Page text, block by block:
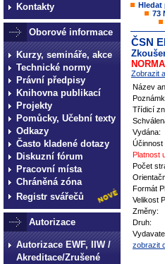
Kontakty
Oborové informace
Kurzy, semináře, akce
Technické normy
Právní předpisy
Knihovna publikací
Projekty
Pomůcky, Učební texty
Odkazy
Často kladené dotazy
Diskuzní fórum
Pracovní místa
Chráněná zóna
Registr svářečů
Autorizace
Autorizace EWF, IIW /
Akreditace/Zrušené
Hledat
73
ČSN
Zobrazit
Název
Třídicí
Vydána:
Účinnost
Platnost
Počet
Formát
Velikost
Změny:
Druh:
zobrazit